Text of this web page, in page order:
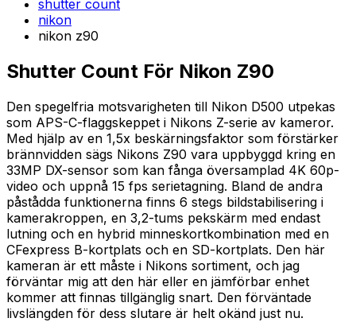
shutter count
nikon
nikon z90
Shutter Count För Nikon Z90
Den spegelfria motsvarigheten till Nikon D500 utpekas
som APS-C-flaggskeppet i Nikons Z-serie av kameror.
Med hjälp av en 1,5x beskärningsfaktor som förstärker
brännvidden sägs Nikons Z90 vara uppbyggd kring en
33MP DX-sensor som kan fånga översamplad 4K 60p-
video och uppnå 15 fps serietagning. Bland de andra
påstådda funktionerna finns 6 stegs bildstabilisering i
kamerakroppen, en 3,2-tums pekskärm med endast
lutning och en hybrid minneskortkombination med en
CFexpress B-kortplats och en SD-kortplats. Den här
kameran är ett måste i Nikons sortiment, och jag
förväntar mig att den här eller en jämförbar enhet
kommer att finnas tillgänglig snart. Den förväntade
livslängden för dess slutare är helt okänd just nu.